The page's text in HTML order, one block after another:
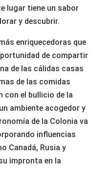
lugar tiene un sabor
y descubrir.
enriquecedoras que
de compartir
de las cálidas casas
de las comidas
con el bullicio de la
ambiente acogedor y
de la Colonia va
influencias
Canadá, Rusia y
impronta en la